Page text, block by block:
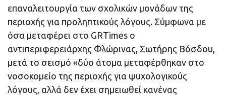
επαναλειτουργία των σχολικών μονάδων της
περιοχής για προληπτικούς λόγους. Σύμφωνα με
όσα μεταφέρει στο GRTimes ο
αντιπεριφερειάρχης Φλώρινας, Σωτήρης Βόσδου,
μετά το σεισμό «δύο άτομα μεταφέρθηκαν στο
νοσοκομείο της περιοχής για ψυχολογικούς
λόγους, αλλά δεν έχει σημειωθεί κανένας